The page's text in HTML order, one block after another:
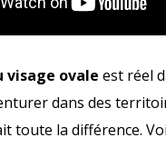
visage ovale est réel
dans des
toute la différence.